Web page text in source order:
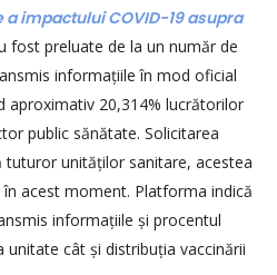
impactului COVID-19 asupra
fost preluate de la un număr de
informațiile în mod oficial
aproximativ 20,314% lucrătorilor
public sănătate. Solicitarea
unităților sanitare, acestea
acest moment. Platforma indică
informațiile și procentul
cât și distribuția vaccinării